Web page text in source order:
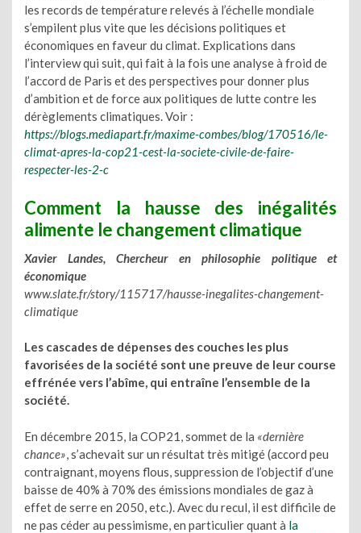
les records de température relevés à l’échelle mondiale
s’empilent plus vite que les décisions politiques et
économiques en faveur du climat. Explications dans
l’interview qui suit, qui fait à la fois une analyse à froid de
l’accord de Paris et des perspectives pour donner plus
d’ambition et de force aux politiques de lutte contre les
dérèglements climatiques. Voir :
https://blogs.mediapart.fr/maxime-combes/blog/170516/le-
climat-apres-la-cop21-cest-la-societe-civile-de-faire-
respecter-les-2-c
Comment la hausse des inégalités
alimente le changement climatique
Xavier Landes, Chercheur en philosophie politique et
économique
www.slate.fr/story/115717/hausse-inegalites-changement-
climatique
Les cascades de dépenses des couches les plus
favorisées de la société sont une preuve de leur course
effrénée vers l’abîme, qui entraîne l’ensemble de la
société.
En décembre 2015, la COP21, sommet de la «dernière
chance» , s’achevait sur un résultat très mitigé (accord peu
contraignant, moyens flous, suppression de l’objectif d’une
baisse de 40% à 70% des émissions mondiales de gaz à
effet de serre en 2050, etc.). Avec du recul, il est difficile de
ne pas céder au pessimisme, en particulier quant à la